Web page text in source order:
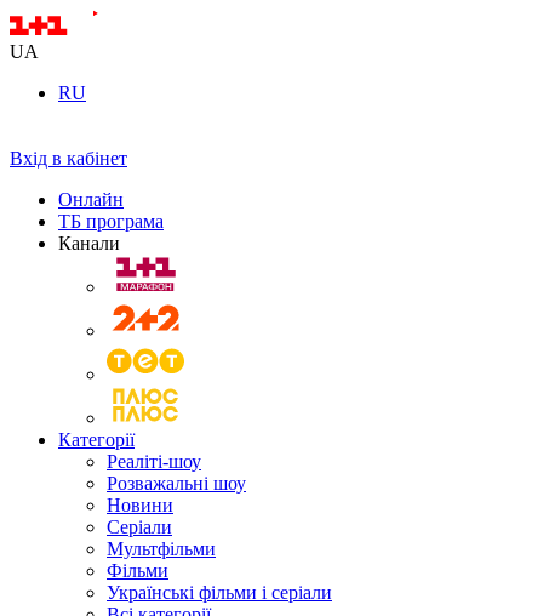
UA
RU
Вхід в кабінет
Онлайн
ТБ програма
Канали
Категорії
Реаліті-шоу
Розважальні шоу
Новини
Серіали
Мультфільми
Фільми
Українські фільми і серіали